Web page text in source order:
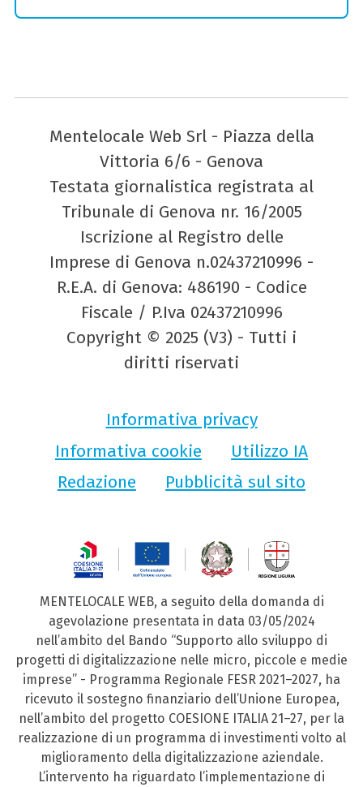
Mentelocale Web Srl - Piazza della
Vittoria 6/6 - Genova
Testata giornalistica registrata al
Tribunale di Genova nr. 16/2005
Iscrizione al Registro delle
Imprese di Genova n.02437210996 -
R.E.A. di Genova: 486190 - Codice
Fiscale / P.Iva 02437210996
Copyright © 2025 (V3) - Tutti i
diritti riservati
Informativa privacy
Informativa cookie
Utilizzo IA
Redazione
Pubblicità sul sito
MENTELOCALE WEB, a seguito della domanda di
agevolazione presentata in data 03/05/2024
nell’ambito del Bando “Supporto allo sviluppo di
progetti di digitalizzazione nelle micro, piccole e medie
imprese” - Programma Regionale FESR 2021–2027, ha
ricevuto il sostegno finanziario dell’Unione Europea,
nell’ambito del progetto COESIONE ITALIA 21–27, per la
realizzazione di un programma di investimenti volto al
miglioramento della digitalizzazione aziendale.
L’intervento ha riguardato l’implementazione di